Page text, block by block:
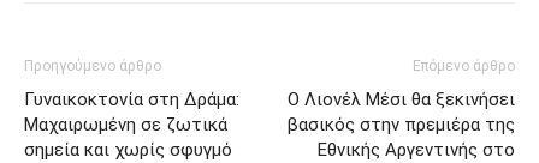
Προηγούμενο άρθρο
Γυναικοκτονία στη Δράμα:
Μαχαιρωμένη σε ζωτικά
σημεία και χωρίς σφυγμό
Επόμενο άρθρο
Ο Λιονέλ Μέσι θα ξεκινήσει
βασικός στην πρεμιέρα της
Εθνικής Αργεντινής στο